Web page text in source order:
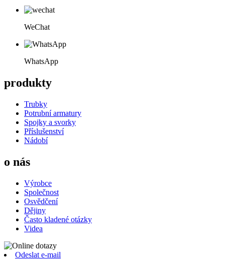
WeChat
WhatsApp
produkty
Trubky
Potrubní armatury
Spojky a svorky
Příslušenství
Nádobí
o nás
Výrobce
Společnost
Osvědčení
Dějiny
Často kladené otázky
Videa
Odeslat e-mail